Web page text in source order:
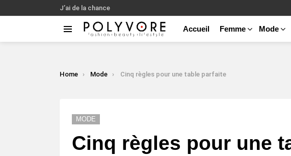
J’ai de la chance
Accueil Femme Mode
You are here:
Home Mode Cinq règles pour une table parfaite
MODE
Cinq règles pour une